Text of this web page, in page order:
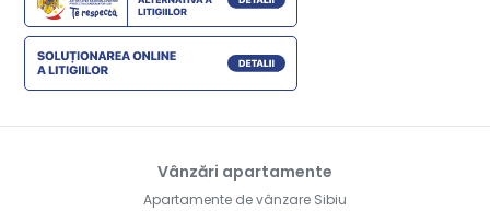
Vânzări apartamente
Apartamente de vânzare Sibiu